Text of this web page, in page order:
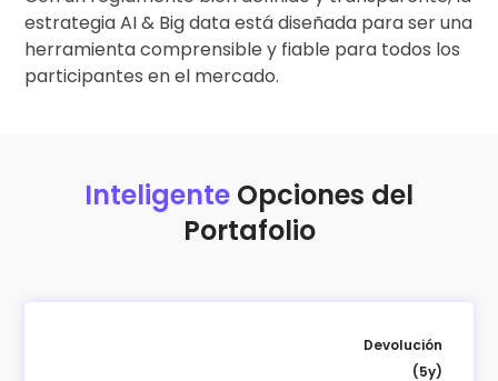
estrategia AI & Big data está diseñada para ser una
herramienta comprensible y fiable para todos los
participantes en el mercado.
Inteligente Opciones del
Portafolio
Devolución
(5y)